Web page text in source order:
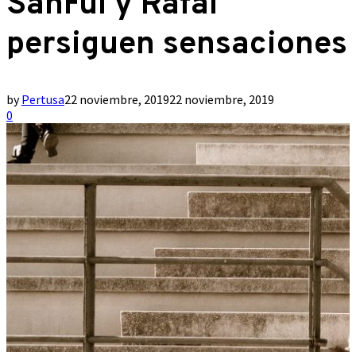
persiguen sensaciones
byPertusa22 noviembre, 201922 noviembre, 2019
0